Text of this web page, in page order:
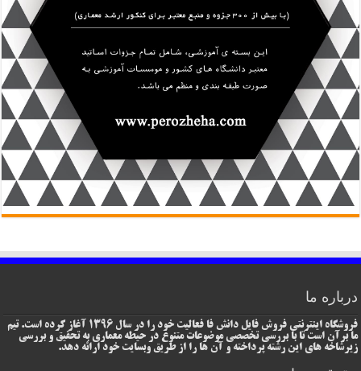
درباره ما
فروشگاه اینترنتی فروش فایل دانش فا فعالیت خود را در سال 1396 آغاز کرده است. تیم
ما برآن است تا با بررسی تخصصی موضوعات متنوع در حیطه معماری به تحقیق و بررسی
زیرشاخه های این رشته پرداخته و آن ها را از طریق وبسایت خود ارائه دهد.